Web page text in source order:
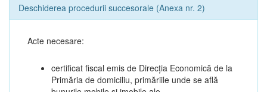
Deschiderea procedurii succesorale (Anexa nr. 2)
Acte necesare:
certificat fiscal emis de Direcția Economică de la
Primăria de domiciliu, primăriile unde se află